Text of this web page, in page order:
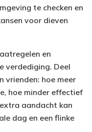
te checken en
voor dieven
en
verdediging. Deel
vrienden: hoe meer
hoe minder effectief
aandacht kan
dag en een flinke